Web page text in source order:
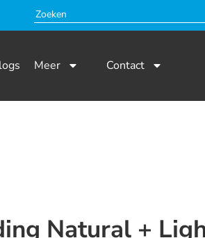
Meer Contact
Natural +